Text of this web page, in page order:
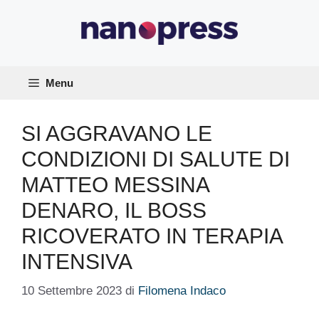
Menu
SI AGGRAVANO LE
CONDIZIONI DI SALUTE DI
MATTEO MESSINA
DENARO, IL BOSS
RICOVERATO IN TERAPIA
INTENSIVA
10 Settembre 2023 di Filomena Indaco